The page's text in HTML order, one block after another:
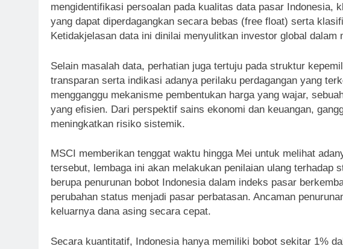
mengidentifikasi persoalan pada kualitas data pasar Indonesia,
yang dapat diperdagangkan secara bebas (free float) serta
Ketidakjelasan data ini dinilai menyulitkan investor global
Selain masalah data, perhatian juga tertuju pada struktur
transparan serta indikasi adanya perilaku perdagangan yang
mengganggu mekanisme pembentukan harga yang wajar,
yang efisien. Dari perspektif sains ekonomi dan keuangan,
meningkatkan risiko sistemik.
MSCI memberikan tenggat waktu hingga Mei untuk melihat
tersebut, lembaga ini akan melakukan penilaian ulang terhadap
berupa penurunan bobot Indonesia dalam indeks pasar
perubahan status menjadi pasar perbatasan. Ancaman
keluarnya dana asing secara cepat.
Secara kuantitatif, Indonesia hanya memiliki bobot sekitar 1%